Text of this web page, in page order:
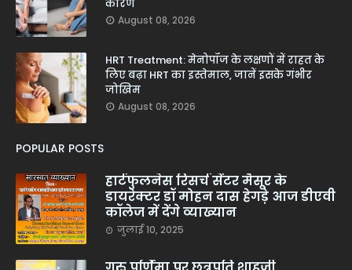
कारण
August 08, 2026
HRT Treatment: मेनोपॉज के लक्षणों में राहत के
लिए बढ़ा HRT का इस्तेमाल, जानें इसके गंभीर
जोखिम
August 08, 2026
POPULAR POSTS
हार्टफुलनेस रिसर्च सेंटर मैसूर के
डायरेक्टर डॉ मोहन दास हेगड़े आज डीएवी
कॉलेज में देंगे व्याख्यान
जुलाई 10, 2025